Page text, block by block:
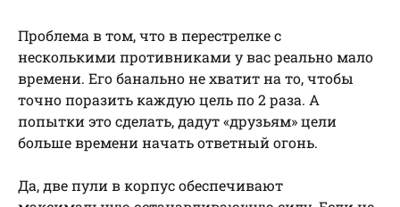
Проблема в том, что в перестрелке с
несколькими противниками у вас реально мало
времени. Его банально не хватит на то, чтобы
точно поразить каждую цель по 2 раза. А
попытки это сделать, дадут «друзьям» цели
больше времени начать ответный огонь.
Да, две пули в корпус обеспечивают